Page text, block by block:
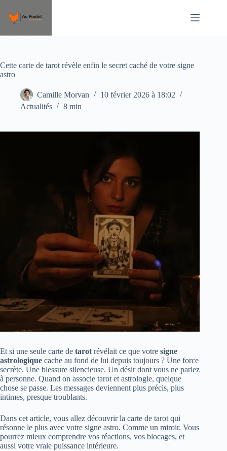
contenu
Cette carte de tarot révèle enfin le secret caché de votre signe
astro
Camille Morvan
10 février 2026 à 18:02
Actualités
8 min
Et si une seule carte de tarot révélait ce que votre signe
astrologique cache au fond de lui depuis toujours ? Une force
secrète. Une blessure silencieuse. Un désir dont vous ne parlez
à personne. Quand on associe tarot et astrologie, quelque
chose se passe. Les messages deviennent plus précis, plus
intimes, presque troublants.
Dans cet article, vous allez découvrir la carte de tarot qui
résonne le plus avec votre signe astro. Comme un miroir. Vous
pourrez mieux comprendre vos réactions, vos blocages, et
aussi votre vraie puissance intérieure.